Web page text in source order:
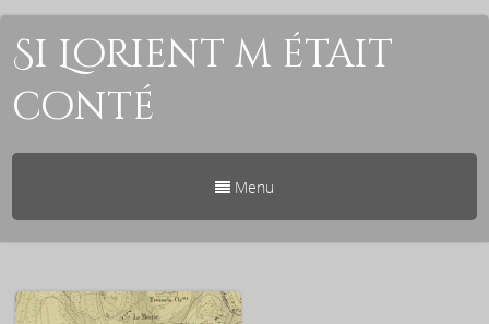
Si Lorient m était
conté
Menu